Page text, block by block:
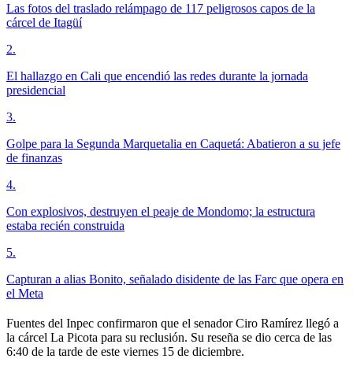
Las fotos del traslado relámpago de 117 peligrosos capos de la
cárcel de Itagüí
2.
El hallazgo en Cali que encendió las redes durante la jornada
presidencial
3.
Golpe para la Segunda Marquetalia en Caquetá: Abatieron a su jefe
de finanzas
4.
Con explosivos, destruyen el peaje de Mondomo; la estructura
estaba recién construida
5.
Capturan a alias Bonito, señalado disidente de las Farc que opera en
el Meta
Fuentes del Inpec confirmaron que el senador Ciro Ramírez llegó a
la cárcel La Picota para su reclusión. Su reseña se dio cerca de las
6:40 de la tarde de este viernes 15 de diciembre.